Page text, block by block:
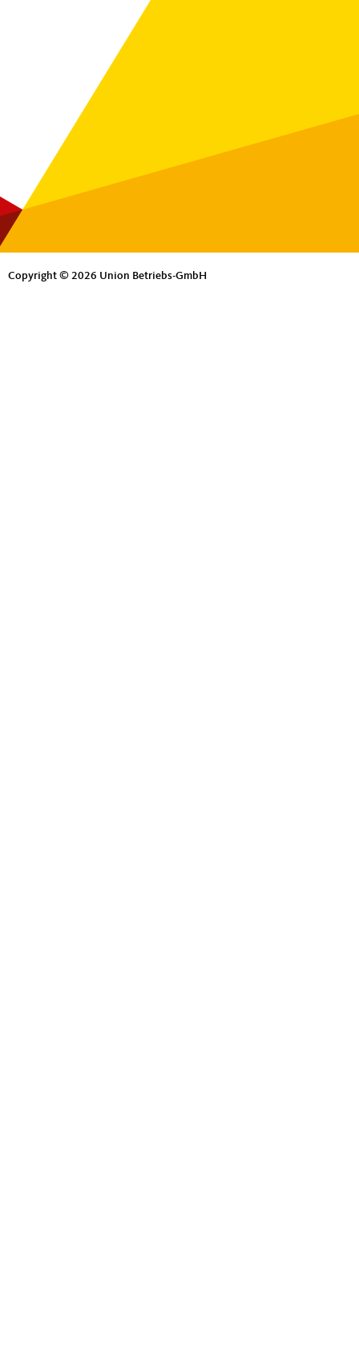
Copyright © 2026 Union Betriebs-GmbH